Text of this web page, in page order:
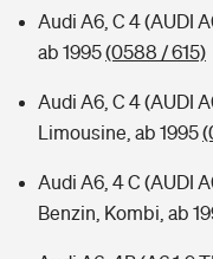
Audi A6, C 4 (AUDI
ab 1995(0588 / 615)
Audi A6, C 4 (AUDI
Limousine, ab 1995
Audi A6, 4 C (AUDI
Benzin, Kombi, ab